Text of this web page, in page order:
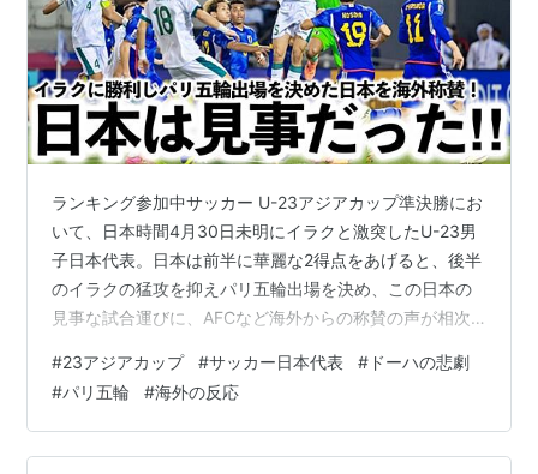
ランキング参加中サッカー U-23アジアカップ準決勝にお
いて、日本時間4月30日未明にイラクと激突したU-23男
子日本代表。日本は前半に華麗な2得点をあげると、後半
のイラクの猛攻を抑えパリ五輪出場を決め、この日本の
見事な試合運びに、AFCなど海外からの称賛の声が相次
監督となってイラクを率い、その会場でパリ五輪出場を
かけ挑んだ日本。カタールを破ったことにより中3日とい
うスケジュールでの試合となったこともあってか、選手
たちはこれまで以上に溌剌としたプレーを見せてくれま
#23アジアカップ #サッカー日本代表 # ドーハの悲劇
#パリ五輪 #海外の反応